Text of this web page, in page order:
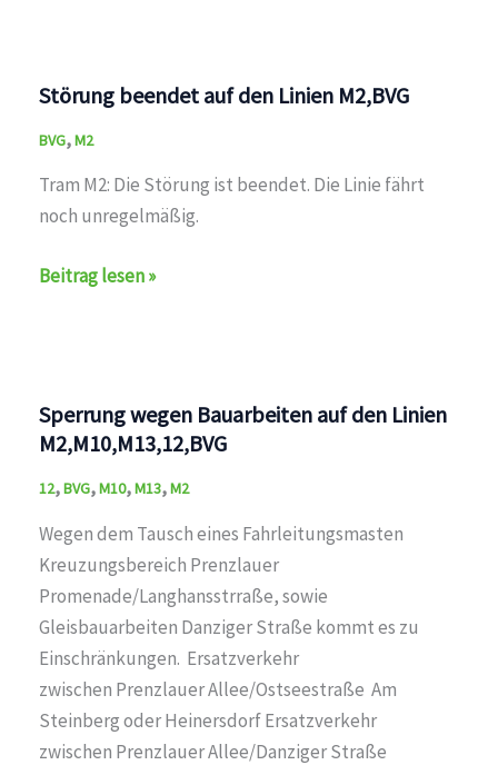
Störung beendet auf den Linien M2,BVG
BVG,M2
Tram M2: Die Störung ist beendet. Die Linie fährt
noch unregelmäßig.
Störung
M2,BVG
Beitrag lesen »
Sperrung wegen Bauarbeiten auf den Linien
M2,M10,M13,12,BVG
12,BVG,M10,M13,M2
Wegen dem Tausch eines Fahrleitungsmasten
Kreuzungsbereich Prenzlauer
Promenade/Langhansstrraße, sowie
Gleisbauarbeiten Danziger Straße kommt es zu
Einschränkungen. Ersatzverkehr
zwischen Prenzlauer Allee/Ostseestraße Am
Steinberg oder Heinersdorf Ersatzverkehr
zwischen Prenzlauer Allee/Danziger Straße